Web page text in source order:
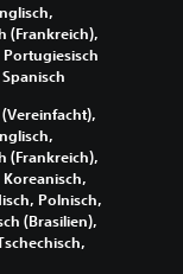
(Frankreich),
(Frankreich),
Polnisch,
(Brasilien),